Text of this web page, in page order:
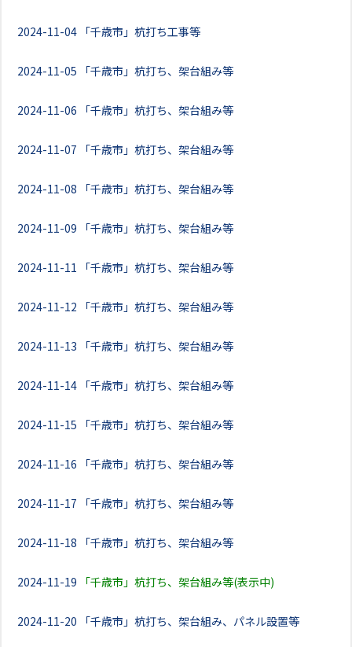
2024-11-04 「千歳市」杭打ち工事等
2024-11-05 「千歳市」杭打ち、架台組み等
2024-11-06 「千歳市」杭打ち、架台組み等
2024-11-07 「千歳市」杭打ち、架台組み等
2024-11-08 「千歳市」杭打ち、架台組み等
2024-11-09 「千歳市」杭打ち、架台組み等
2024-11-11 「千歳市」杭打ち、架台組み等
2024-11-12 「千歳市」杭打ち、架台組み等
2024-11-13 「千歳市」杭打ち、架台組み等
2024-11-14 「千歳市」杭打ち、架台組み等
2024-11-15 「千歳市」杭打ち、架台組み等
2024-11-16 「千歳市」杭打ち、架台組み等
2024-11-17 「千歳市」杭打ち、架台組み等
2024-11-18 「千歳市」杭打ち、架台組み等
2024-11-19 「千歳市」杭打ち、架台組み等(表示中)
2024-11-20 「千歳市」杭打ち、架台組み、パネル設置等